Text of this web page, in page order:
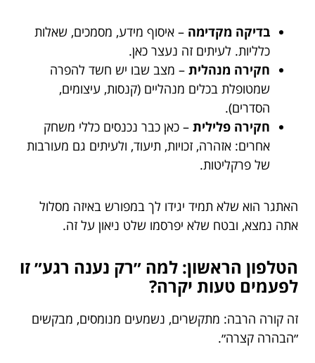
בדיקה מקדימה – איסוף מידע, מסמכים, שאלות
כלליות. לעיתים זה נעצר כאן.
חקירה מנהלית – מצב שבו יש חשד להפרה
שמטופלת בכלים מנהליים (קנסות, עיצומים,
הסדרים).
חקירה פלילית – כאן כבר נכנסים כללי משחק
אחרים: אזהרה, זכויות, תיעוד, ולעיתים גם מעורבות
של פרקליטות.
האתגר הוא שלא תמיד יגידו לך במפורש באיזה מסלול
אתה נמצא, ובטח שלא יפרסמו שלט ניאון על זה.
הטלפון הראשון: למה ״רק נענה רגע״ זו
לפעמים טעות יקרה?
זה קורה הרבה: מתקשרים, נשמעים מנומסים, מבקשים
״הבהרה קצרה״.